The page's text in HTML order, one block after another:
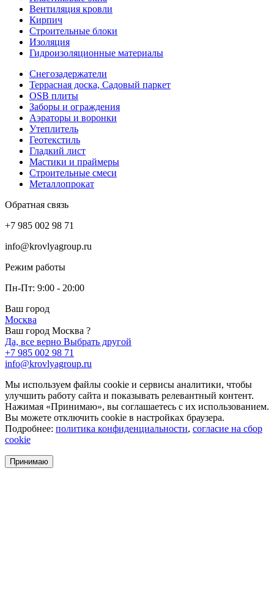
Вентиляция кровли
Кирпич
Строительные блоки
Изоляция
Гидроизоляционные материалы
Снегозадержатели
Террасная доска, Садовый паркет
OSB плиты
Заборы и ограждения
Аэраторы и воронки
Утеплитель
Геотекстиль
Гладкий лист
Мастики и праймеры
Строительные смеси
Металлопрокат
Обратная связь
+7 985 002 98 71
info@krovlyagroup.ru
Режим работы
Пн-Пт: 9:00 - 20:00
Ваш город
Москва
Ваш город Москва ?
Да, все верно Выбрать другой
+7 985 002 98 71
info@krovlyagroup.ru
Мы используем файлы cookie и сервисы аналитики, чтобы
улучшить работу сайта и показывать релевантный контент.
Нажимая «Принимаю», вы соглашаетесь с их использованием.
Вы можете отключить cookie в настройках браузера.
Подробнее: политика конфиденциальности, согласие на сбор
cookie
Принимаю